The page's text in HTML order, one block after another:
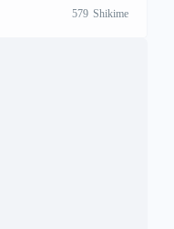
+383 48 88 88 67
579 Shikime